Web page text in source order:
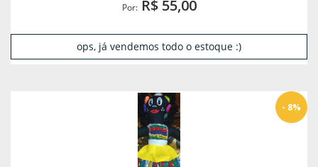
Por:R$ 55,00
ops, já vendemos todo o estoque :)
- 8%